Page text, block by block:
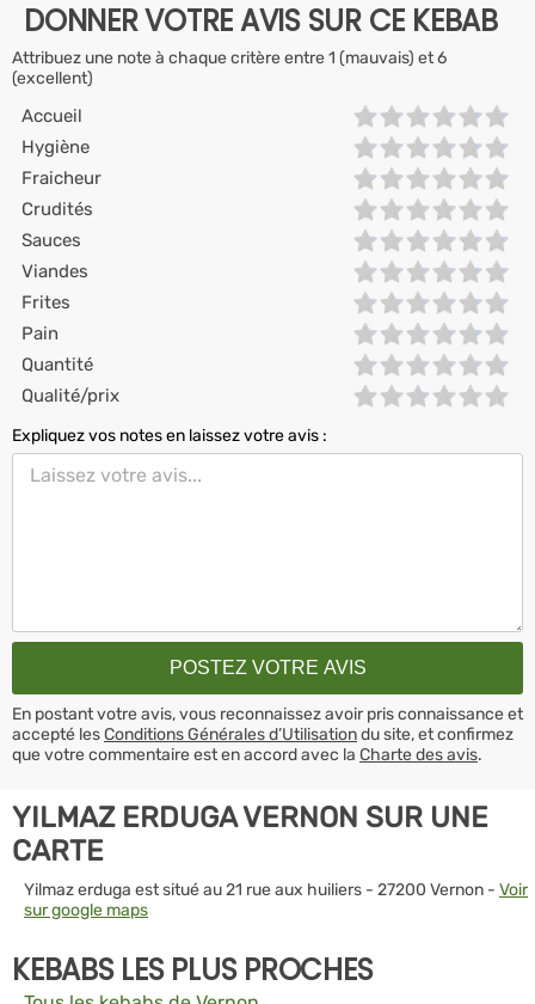
DONNER VOTRE AVIS SUR CE KEBAB
Attribuez une note à chaque critère entre 1 (mauvais) et 6
(excellent)
Accueil
Hygiène
Fraicheur
Crudités
Sauces
Viandes
Frites
Pain
Quantité
Qualité/prix
Expliquez vos notes en laissez votre avis :
En postant votre avis, vous reconnaissez avoir pris connaissance et
accepté lesConditions Générales d’Utilisationdu site, et confirmez
que votre commentaire est en accord avec la Charte des avis.
YILMAZ ERDUGA VERNON SUR UNE
CARTE
Yilmaz erduga est situé au 21 rue aux huiliers - 27200 Vernon - Voir
sur google maps
KEBABS LES PLUS PROCHES